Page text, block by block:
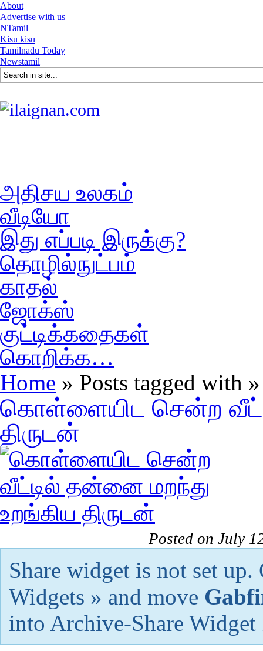
About
Advertise with us
NTamil
Kisu kisu
Tamilnadu Today
Newstamil
அதிசய உலகம்
வீடியோ
இது எப்படி இருக்கு?
தொழில்நுட்பம்
காதல்
ஜோக்ஸ்
குட்டிக்கதைகள்
கொறிக்க…
Home » Posts tagged with
கொள்ளையிட சென்ற
திருடன்
Posted on July
Share widget is not set
Widgets » and move
into Archive-Share Widget